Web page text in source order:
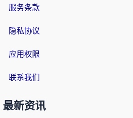
服务条款
隐私协议
应用权限
联系我们
最新资讯